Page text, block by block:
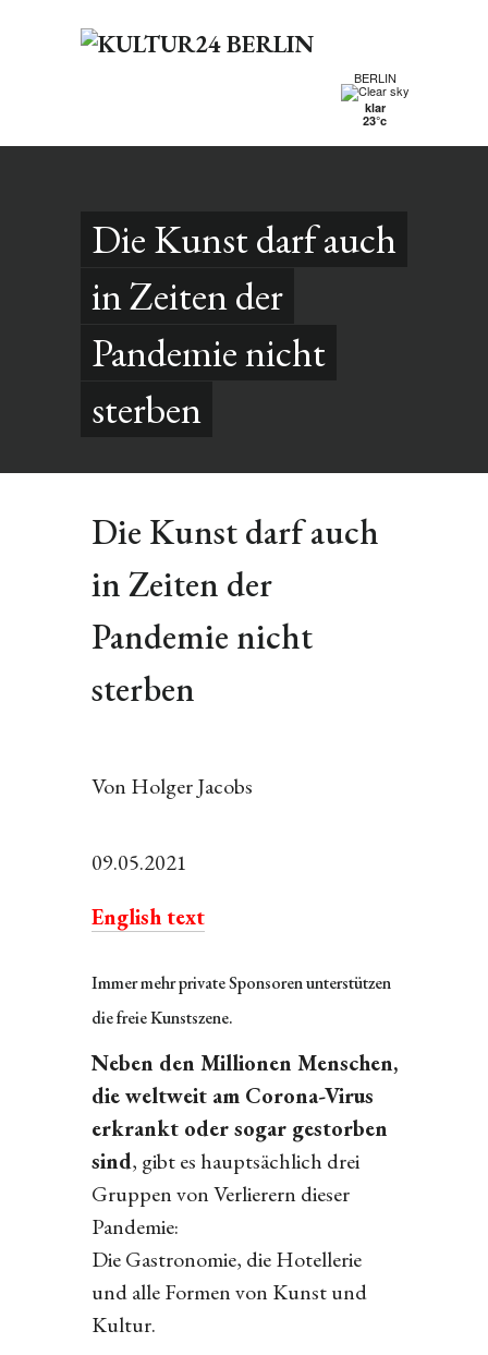
BERLIN
klar
23°c
Die Kunst darf auch
in Zeiten der
Pandemie nicht
sterben
Die Kunst darf auch
in Zeiten der
Pandemie nicht
sterben
Von Holger Jacobs
09.05.2021
English text
Immer mehr private Sponsoren unterstützen
die freie Kunstszene.
Neben den Millionen Menschen,
die weltweit am Corona-Virus
erkrankt oder sogar gestorben
sind, gibt es hauptsächlich drei
Gruppen von Verlierern dieser
Pandemie:
Die Gastronomie, die Hotellerie
und alle Formen von Kunst und
Kultur.